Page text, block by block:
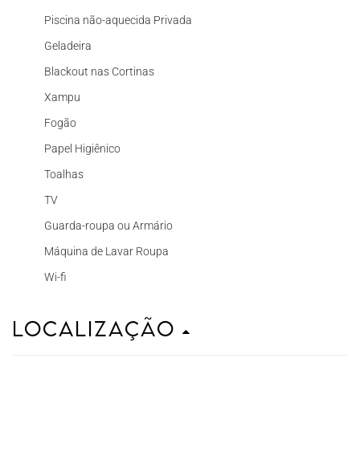
Piscina não-aquecida Privada
Geladeira
Blackout nas Cortinas
Xampu
Fogão
Papel Higiênico
Toalhas
TV
Guarda-roupa ou Armário
Máquina de Lavar Roupa
Wi-fi
Localização